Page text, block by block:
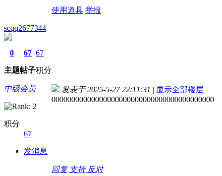
使用道具 举报
scqq2677344
0
主题
67
帖子
67
积分
中级会员
积分
67
发消息
发表于 2025-5-27 22:11:31 | 显示全部楼层
00000000000000000000000000000000000000000
回复 支持 反对